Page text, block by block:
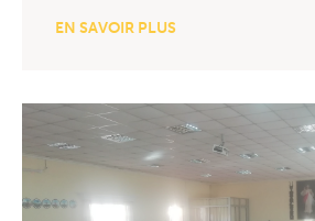
EN SAVOIR PLUS